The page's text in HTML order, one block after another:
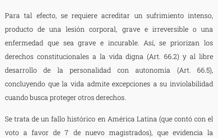
Para tal efecto, se requiere acreditar un sufrimiento intenso,
producto de una lesión corporal, grave e irreversible o una
enfermedad que sea grave e incurable. Así, se priorizan los
derechos constitucionales a la vida digna (Art. 66.2) y al libre
desarrollo de la personalidad con autonomía (Art. 66.5),
concluyendo que la vida admite excepciones a su inviolabilidad
cuando busca proteger otros derechos.
Se trata de un fallo histórico en América Latina (que contó con el
voto a favor de 7 de nuevo magistrados), que evidencia la